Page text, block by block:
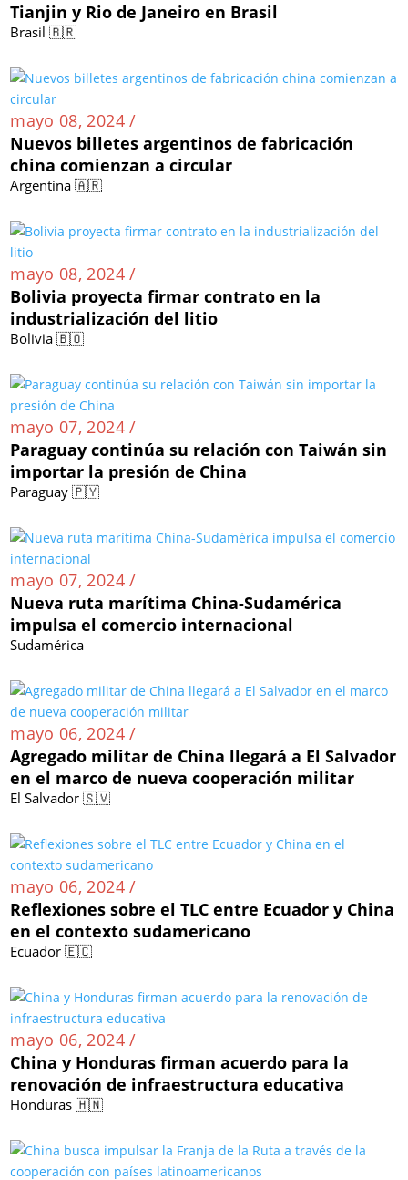
Tianjin y Rio de Janeiro en Brasil
Brasil 🇧🇷
mayo 08, 2024 /
Nuevos billetes argentinos de fabricación
china comienzan a circular
Argentina 🇦🇷
mayo 08, 2024 /
Bolivia proyecta firmar contrato en la
industrialización del litio
Bolivia 🇧🇴
mayo 07, 2024 /
Paraguay continúa su relación con Taiwán sin
importar la presión de China
Paraguay 🇵🇾
mayo 07, 2024 /
Nueva ruta marítima China-Sudamérica
impulsa el comercio internacional
Sudamérica
mayo 06, 2024 /
Agregado militar de China llegará a El Salvador
en el marco de nueva cooperación militar
El Salvador 🇸🇻
mayo 06, 2024 /
Reflexiones sobre el TLC entre Ecuador y China
en el contexto sudamericano
Ecuador 🇪🇨
mayo 06, 2024 /
China y Honduras firman acuerdo para la
renovación de infraestructura educativa
Honduras 🇭🇳